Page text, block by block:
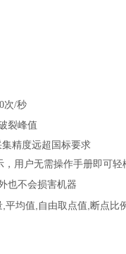
次/秒
裂峰值
精度远超国标要求
用户无需操作手册即可轻
也不会损害机器
平均值 自由取点值 断点比